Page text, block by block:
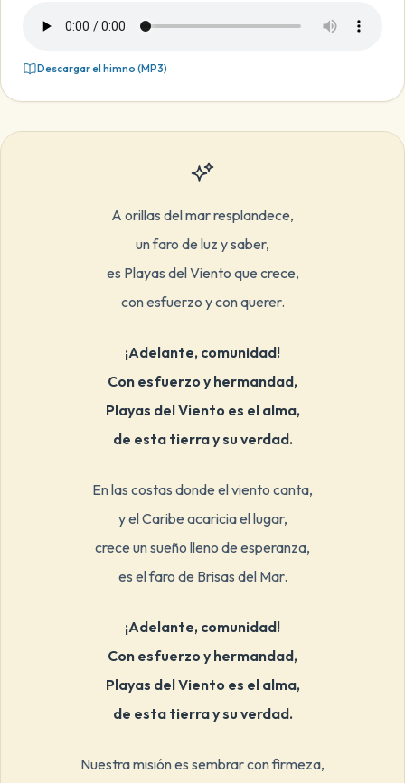
Descargar el himno (MP3)
A orillas del mar resplandece,
un faro de luz y saber,
es Playas del Viento que crece,
con esfuerzo y con querer.
¡Adelante, comunidad!
Con esfuerzo y hermandad,
Playas del Viento es el alma,
de esta tierra y su verdad.
En las costas donde el viento canta,
y el Caribe acaricia el lugar,
crece un sueño lleno de esperanza,
es el faro de Brisas del Mar.
¡Adelante, comunidad!
Con esfuerzo y hermandad,
Playas del Viento es el alma,
de esta tierra y su verdad.
Nuestra misión es sembrar con firmeza,